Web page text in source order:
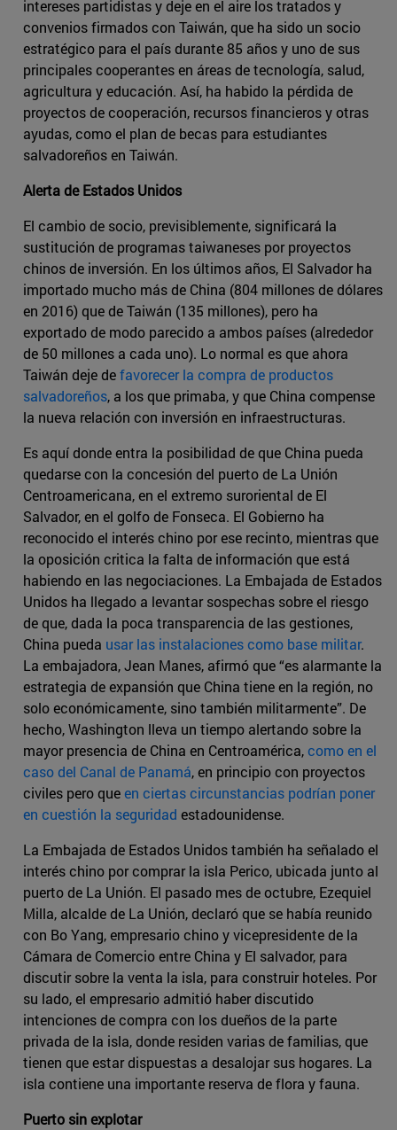
intereses partidistas y deje en el aire los tratados y
convenios firmados con Taiwán, que ha sido un socio
estratégico para el país durante 85 años y uno de sus
principales cooperantes en áreas de tecnología, salud,
agricultura y educación. Así, ha habido la pérdida de
proyectos de cooperación, recursos financieros y otras
ayudas, como el plan de becas para estudiantes
salvadoreños en Taiwán.
Alerta de Estados Unidos
El cambio de socio, previsiblemente, significará la
sustitución de programas taiwaneses por proyectos
chinos de inversión. En los últimos años, El Salvador ha
importado mucho más de China (804 millones de dólares
en 2016) que de Taiwán (135 millones), pero ha
exportado de modo parecido a ambos países (alrededor
de 50 millones a cada uno). Lo normal es que ahora
Taiwán deje defavorecer la compra de productos
salvadoreños, a los que primaba, y que China compense
la nueva relación con inversión en infraestructuras.
Es aquí donde entra la posibilidad de que China pueda
quedarse con la concesión del puerto de La Unión
Centroamericana, en el extremo suroriental de El
Salvador, en el golfo de Fonseca. El Gobierno ha
reconocido el interés chino por ese recinto, mientras que
la oposición critica la falta de información que está
habiendo en las negociaciones. La Embajada de Estados
Unidos ha llegado a levantar sospechas sobre el riesgo
de que, dada la poca transparencia de las gestiones,
China pueda usar las instalaciones como base militar.
La embajadora, Jean Manes, afirmó que “es alarmante la
estrategia de expansión que China tiene en la región, no
solo económicamente, sino también militarmente”. De
hecho, Washington lleva un tiempo alertando sobre la
mayor presencia de China en Centroamérica,como en el
caso del Canal de Panamá, en principio con proyectos
civiles pero queen ciertas circunstancias podrían poner
en cuestión la seguridad estadounidense.
La Embajada de Estados Unidos también ha señalado el
interés chino por comprar la isla Perico, ubicada junto al
puerto de La Unión. El pasado mes de octubre, Ezequiel
Milla, alcalde de La Unión, declaró que se había reunido
con Bo Yang, empresario chino y vicepresidente de la
Cámara de Comercio entre China y El salvador, para
discutir sobre la venta la isla, para construir hoteles. Por
su lado, el empresario admitió haber discutido
intenciones de compra con los dueños de la parte
privada de la isla, donde residen varias de familias, que
tienen que estar dispuestas a desalojar sus hogares. La
isla contiene una importante reserva de flora y fauna.
Puerto sin explotar